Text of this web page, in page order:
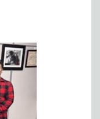
ビュー
フブログ
会社情報